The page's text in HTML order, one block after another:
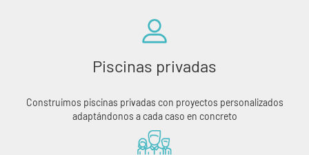
Piscinas privadas
Construimos piscinas privadas con proyectos personalizados
adaptándonos a cada caso en concreto